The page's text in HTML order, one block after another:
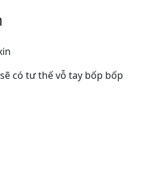
có tư thế vỗ tay bốp bốp